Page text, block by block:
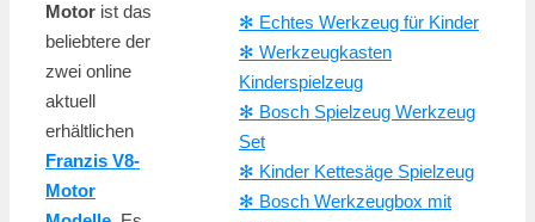
Motor ist das
beliebtere der
zwei online
aktuell
erhältlichen
Franzis V8-
Motor
✻ Echtes Werkzeug für Kinder
✻ Werkzeugkasten
Kinderspielzeug
✻ Bosch Spielzeug Werkzeug
Set
✻ Kinder Kettesäge Spielzeug
✻ Bosch Werkzeugbox mit